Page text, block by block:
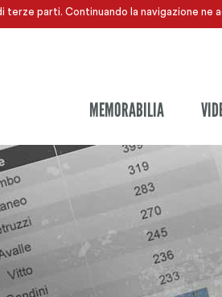
terze parti. Continuando la navigazione ne
MEMORABILIA